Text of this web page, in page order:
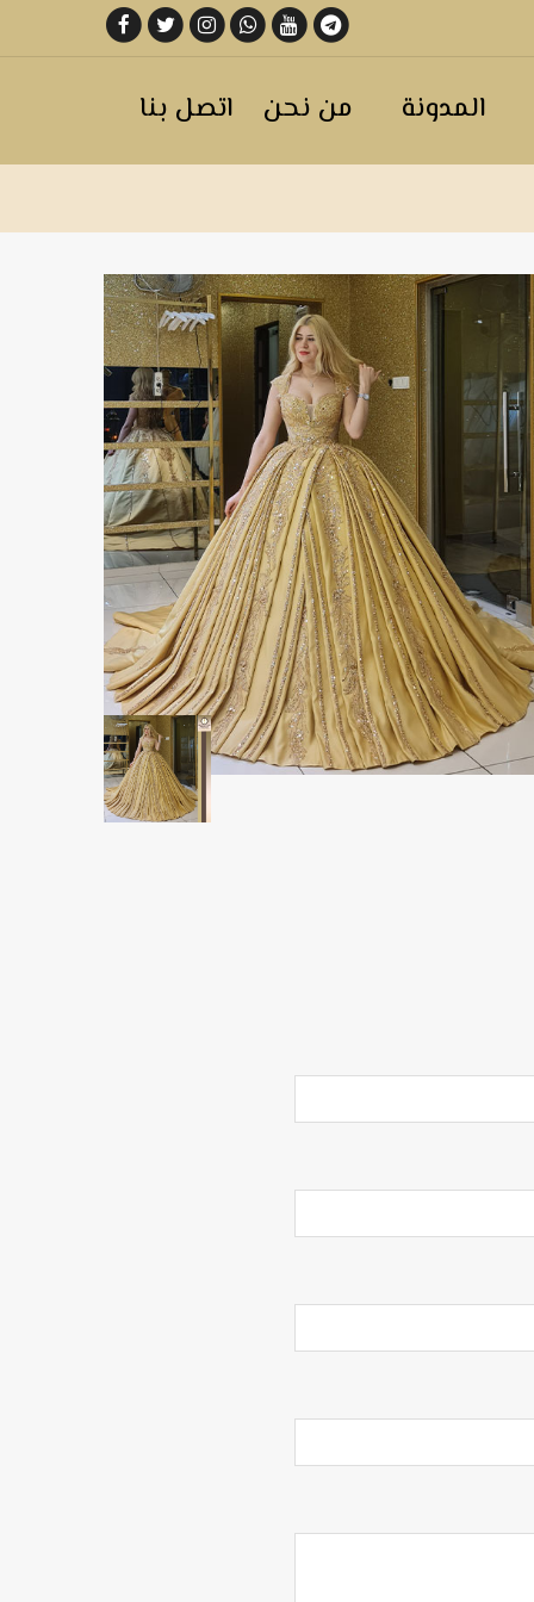
المدونة من نحن اتصل بنا